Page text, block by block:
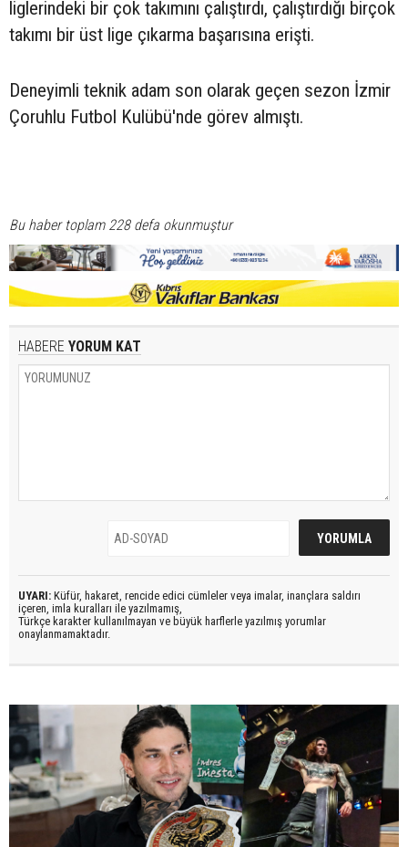
liglerindeki bir çok takımını çalıştırdı, çalıştırdığı birçok
takımı bir üst lige çıkarma başarısına erişti.
Deneyimli teknik adam son olarak geçen sezon İzmir
Çoruhlu Futbol Kulübü'nde görev almıştı.
Bu haber toplam 228 defa okunmuştur
HABERE YORUM KAT
UYARI: Küfür, hakaret, rencide edici cümleler veya imalar, inançlara saldırı
içeren, imla kuralları ile yazılmamış,
Türkçe karakter kullanılmayan ve büyük harflerle yazılmış yorumlar
onaylanmamaktadır.